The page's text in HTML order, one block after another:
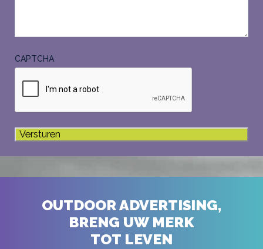
CAPTCHA
OUTDOOR ADVERTISING,
BRENG UW MERK
TOT LEVEN